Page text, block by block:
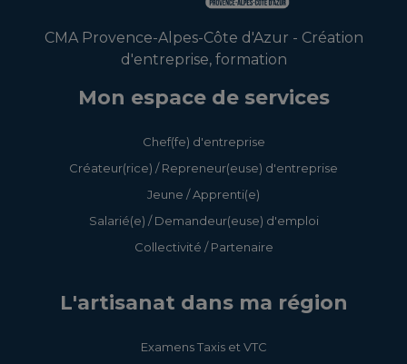
CMA Provence-Alpes-Côte d'Azur - Création
d'entreprise, formation
Mon espace de services
Chef(fe) d'entreprise
Créateur(rice) / Repreneur(euse) d'entreprise
Jeune / Apprenti(e)
Salarié(e) / Demandeur(euse) d'emploi
Collectivité / Partenaire
L'artisanat dans ma région
Examens Taxis et VTC